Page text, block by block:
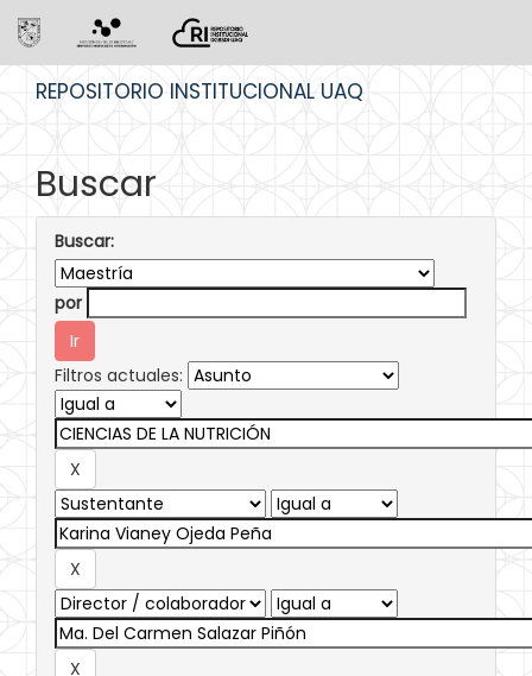
REPOSITORIO INSTITUCIONAL UAQ
Buscar
Buscar:
por
Filtros actuales: